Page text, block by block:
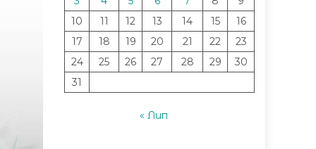
10
11 12 13 14 15
16
17
18 19 20 21 22
23
24
25 26 27 28 29
30
31
« Лип